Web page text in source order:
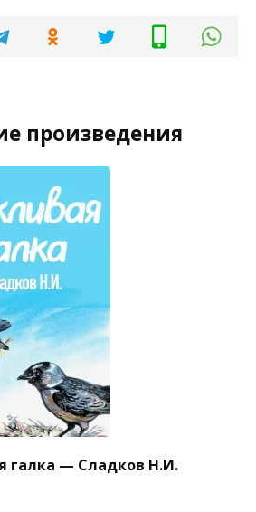
произведения
галка — Сладков Н.И.